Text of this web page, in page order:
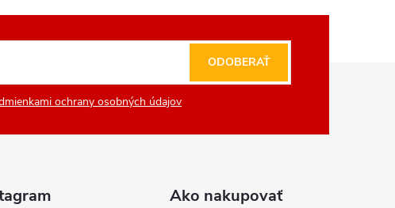
ochrany osobných údajov
ODOBERAŤ
Ako nakupovať